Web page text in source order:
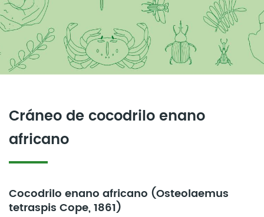
Cráneo de cocodrilo enano
africano
Cocodrilo enano africano (Osteolaemus
tetraspis Cope, 1861)